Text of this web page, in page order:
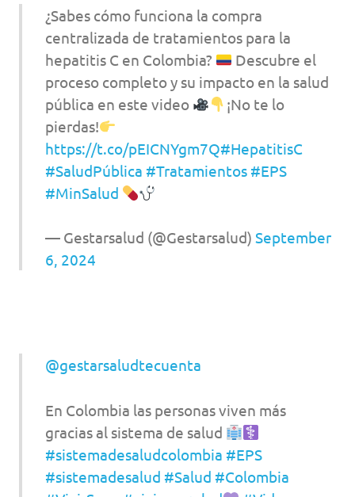
¿Sabes cómo funciona la compra
centralizada de tratamientos para la
hepatitis C en Colombia?
Descubre el
proceso completo y su impacto en la salud
pública en este video
¡No te lo
pierdas!
https://t.co/pEICNYgm7Q#HepatitisC
#SaludPública #Tratamientos #EPS
#MinSalud
— Gestarsalud (@Gestarsalud) September
6, 2024
@gestarsaludtecuenta
En Colombia las personas viven más
gracias al sistema de salud
#sistemadesaludcolombia #EPS
#sistemadesalud #Salud #Colombia